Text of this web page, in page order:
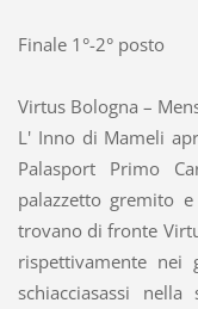
Finale 1°-2° posto
Virtus Bologna –
L' Inno di Mameli
Palasport Primo
palazzetto gremito
trovano di fronte
rispettivamente
schiacciasassi